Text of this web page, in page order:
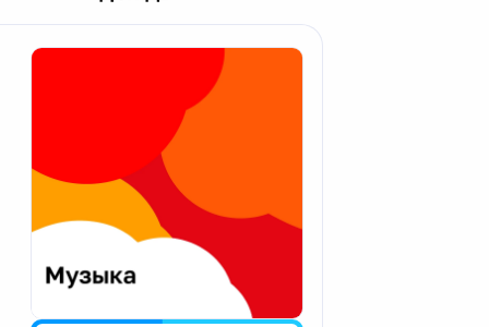
Апатиты
Екатеринбург
Калининград
Калуга